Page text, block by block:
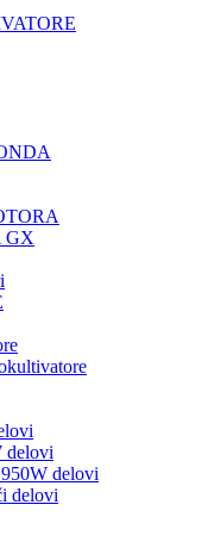
GX
delovi
delovi
delovi